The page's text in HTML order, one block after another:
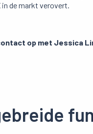
in de markt verovert.
op met Jessica